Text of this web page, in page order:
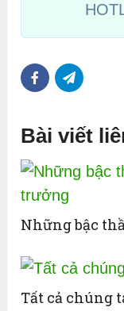
Bài viết
Những bậc
Tất cả chúng